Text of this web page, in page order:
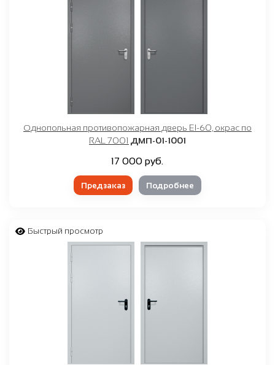
Однопольная противопожарная дверь EI-60, окрас по
RAL 7001 ДМП-01-1001
17 000 руб.
Предзаказ Подробнее
Быстрый просмотр